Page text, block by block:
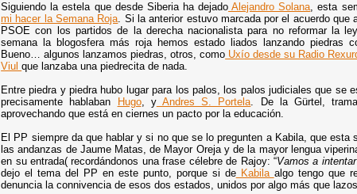
Siguiendo la estela que desde Siberia ha dejado Alejandro Solana, esta
mi hacer la Semana Roja. Si la anterior estuvo marcada por el acuerdo que
PSOE con los partidos de la derecha nacionalista para no reformar la
semana la blogosfera más roja hemos estado liados lanzando piedras
Bueno… algunos lanzamos piedras, otros, como Uxío desde su Radio
Viulque lanzaba una piedrecita de nada.
Entre piedra y piedra hubo lugar para los palos, los palos judiciales que
precisamente hablaban
Hugo, yAndres S. Portela. De la Gürtel,
aprovechando que está en ciernes un pacto por la educación.
El PP siempre da que hablar y si no que se lo pregunten a Kabila, que
las andanzas de Jaume Matas, de Mayor Oreja y de la mayor lengua
en su entrada( recordándonos una frase célebre de Rajoy: “Vamos a
dejo el tema del PP en este punto, porque si deKabila algo tengo que
denuncia la connivencia de esos dos estados, unidos por algo más que